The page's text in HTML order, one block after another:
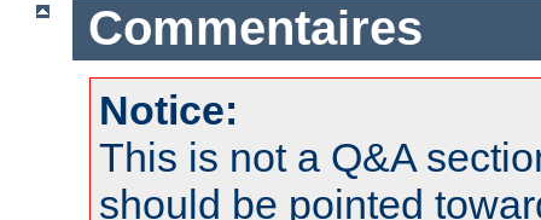
Commentaires
Notice:
This is not a Q&A
should be pointed